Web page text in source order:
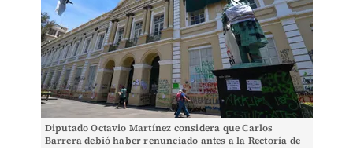
Diputado Octavio Martínez considera que Carlos
Barrera debió haber renunciado antes a la Rectoría de